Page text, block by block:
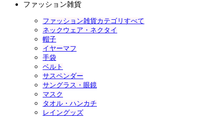
ファッション雑貨
ファッション雑貨カテゴリすべて
ネックウェア・ネクタイ
帽子
イヤーマフ
手袋
ベルト
サスペンダー
サングラス・眼鏡
マスク
タオル・ハンカチ
レイングッズ